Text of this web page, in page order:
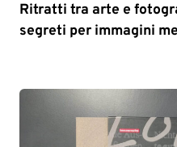
Ritratti tra arte e
segreti per immagini